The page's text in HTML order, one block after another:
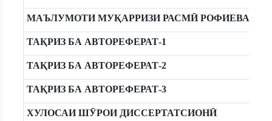
МАЪЛУМОТИ МУҚАРРИЗИ РАСМӢ РОФИЕВА
ТАҚРИЗ БА АВТОРЕФЕРАТ-1
ТАҚРИЗ БА АВТОРЕФЕРАТ-2
ТАҚРИЗ БА АВТОРЕФЕРАТ-3
ХУЛОСАИ ШӮРОИ ДИССЕРТАТСИОНӢ